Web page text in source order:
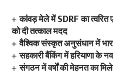
कांवड़ मेले में SDRF का त्वरित
को दी तत्काल मदद
वैश्विक संस्कृत अनुसंधान में
सहकारी बैंकिंग में हरियाणा के
संगठन में वर्षों की मेहनत का